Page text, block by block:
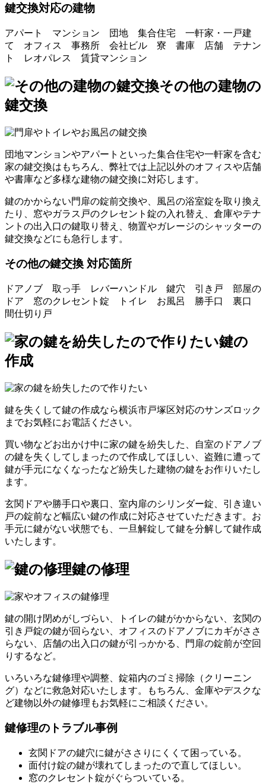
鍵交換対応の建物
アパート マンション 団地 集合住宅 一軒家・一戸建
て オフィス 事務所 会社ビル 寮 書庫 店舗 テナン
ト レオパレス 賃貸マンション
その他の建物の
鍵交換
団地マンションやアパートといった集合住宅や一軒家を含む
家の鍵交換はもちろん、弊社では上記以外のオフィスや店舗
や書庫など多様な建物の鍵交換に対応します。
鍵のかからない門扉の錠前交換や、風呂の浴室錠を取り換え
たり、窓やガラス戸のクレセント錠の入れ替え、倉庫やテナ
ントの出入口の鍵取り替え、物置やガレージのシャッターの
鍵交換などにも急行します。
その他の鍵交換 対応箇所
ドアノブ 取っ手 レバーハンドル 鍵穴 引き戸 部屋の
ドア 窓のクレセント錠 トイレ お風呂 勝手口 裏口
間仕切り戸
鍵の
作成
鍵を失くして鍵の作成なら横浜市戸塚区対応のサンズロック
までお気軽にお電話ください。
買い物などお出かけ中に家の鍵を紛失した、自室のドアノブ
の鍵を失くしてしまったので作成してほしい、盗難に遭って
鍵が手元になくなったなど紛失した建物の鍵をお作りいたし
ます。
玄関ドアや勝手口や裏口、室内扉のシリンダー錠、引き違い
戸の錠前など幅広い鍵の作成に対応させていただきます。お
手元に鍵がない状態でも、一旦解錠して鍵を分解して鍵作成
いたします。
鍵の修理
鍵の開け閉めがしづらい、トイレの鍵がかからない、玄関の
引き戸錠の鍵が回らない、オフィスのドアノブにカギがささ
らない、店舗の出入口の鍵が引っかかる、門扉の錠前が空回
りするなど。
いろいろな鍵修理や調整、錠箱内のゴミ掃除（クリーニン
グ）などに救急対応いたします。もちろん、金庫やデスクな
ど建物以外の鍵修理もお気軽にご相談ください。
鍵修理のトラブル事例
玄関ドアの鍵穴に鍵がささりにくくて困っている。
面付け錠の鍵が壊れてしまったので直してほしい。
窓のクレセント錠がぐらついている。